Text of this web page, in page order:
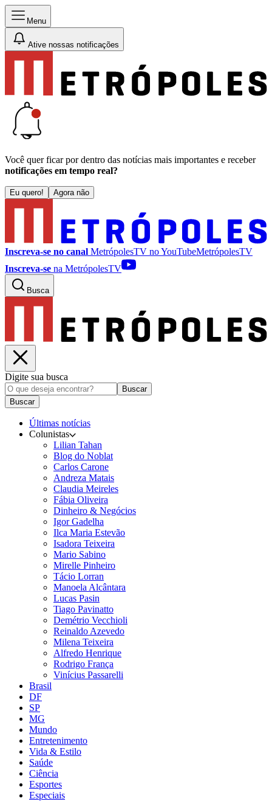
Menu
Ative nossas notificações
Você quer ficar por dentro das notícias mais importantes e receber
notificações em tempo real?
Eu quero! Agora não
Inscreva-se no canal MetrópolesTV noYouTubeMetrópolesTV
Inscreva-se na MetrópolesTV
Busca
Digite sua busca
Buscar
Buscar
Últimas notícias
Colunistas
Lilian Tahan
Blog do Noblat
Carlos Carone
Andreza Matais
Claudia Meireles
Fábia Oliveira
Dinheiro & Negócios
Igor Gadelha
Ilca Maria Estevão
Isadora Teixeira
Mario Sabino
Mirelle Pinheiro
Tácio Lorran
Manoela Alcântara
Lucas Pasin
Tiago Pavinatto
Demétrio Vecchioli
Reinaldo Azevedo
Milena Teixeira
Alfredo Henrique
Rodrigo França
Vinícius Passarelli
Brasil
DF
SP
MG
Mundo
Entretenimento
Vida & Estilo
Saúde
Ciência
Esportes
Especiais